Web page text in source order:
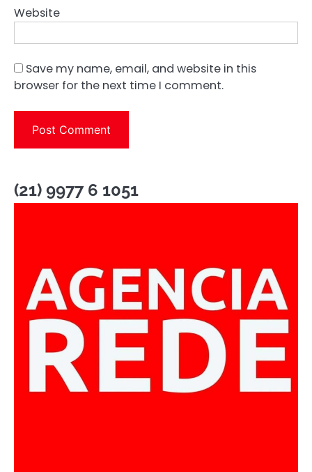
Website
Save my name, email, and website in this
browser for the next time I comment.
(21) 9977 6 1051